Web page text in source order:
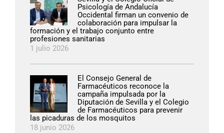
Psicología de Andalucía
Occidental firman un convenio de
colaboración para impulsar la
formación y el trabajo conjunto entre
profesiones sanitarias
1 julio 2026
El Consejo General de
Farmacéuticos reconoce la
campaña impulsada por la
Diputación de Sevilla y el Colegio
de Farmacéuticos para prevenir
las picaduras de los mosquitos
18 junio 2026